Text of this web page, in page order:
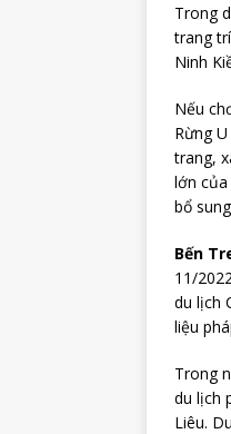
Trong
trang
Ninh
Nếu
Rừng
trang,
lớn
bổ
Bến
11/
du lịch
liệu
Trong
du lịch
Liêu.